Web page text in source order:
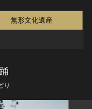
料・関連記事等
、美術館の皆さまへ
よりご挨拶
無形文化遺産
り